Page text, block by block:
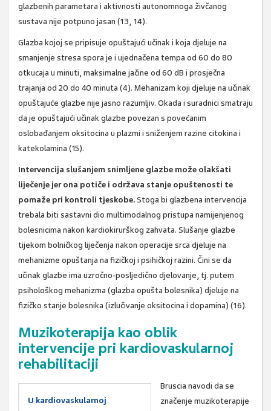
glazbenih parametara i aktivnosti autonomnoga živčanog
sustava nije potpuno jasan (13, 14).
Glazba kojoj se pripisuje opuštajući učinak i koja djeluje na
smanjenje stresa spora je i ujednačena tempa od 60 do 80
otkucaja u minuti, maksimalne jačine od 60 dB i prosječna
trajanja od 20 do 40 minuta (4). Mehanizam koji djeluje na učinak
opuštajuće glazbe nije jasno razumljiv. Okada i suradnici smatraju
da je opuštajući učinak glazbe povezan s povećanim
oslobađanjem oksitocina u plazmi i sniženjem razine citokina i
katekolamina (15).
Intervencija slušanjem snimljene glazbe može olakšati
liječenje jer ona potiče i održava stanje opuštenosti te
pomaže pri kontroli tjeskobe.Stoga bi glazbena intervencija
trebala biti sastavni dio multimodalnog pristupa namijenjenog
bolesnicima nakon kardiokirurškog zahvata. Slušanje glazbe
tijekom bolničkog liječenja nakon operacije srca djeluje na
mehanizme opuštanja na fizičkoj i psihičkoj razini. Čini se da
učinak glazbe ima uzročno-posljedično djelovanje, tj. putem
psihološkog mehanizma (glazba opušta bolesnika) djeluje na
fizičko stanje bolesnika (izlučivanje oksitocina i dopamina) (16).
Muzikoterapija kao oblik
intervencije pri kardiovaskularnoj
rehabilitaciji
U kardiovaskularnoj
Bruscia navodi da se
značenje muzikoterapije